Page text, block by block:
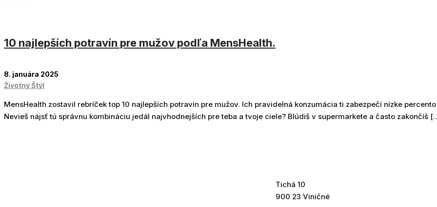
10 najlepších potravín pre mužov podľa MensHealth.
8. januára 2025
Životný Štýl
MensHealth zostavil rebríček top 10 najlepších potravín pre mužov. Ich pravidelná konzumácia ti zabezpečí nízke
Nevieš nájsť tú správnu kombináciu jedál najvhodnejších pre teba a tvoje ciele? Blúdiš v supermarkete a často zakončíš
Tichá 10
900 23 Viničné